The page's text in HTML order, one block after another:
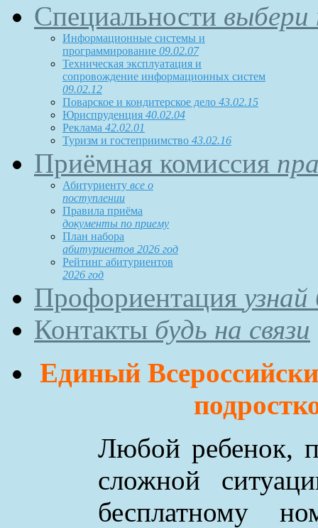
Специальности выбери
Информационные системы и
программирование 09.02.07
Техническая эксплуатация и
сопровождение информационных систем
09.02.12
Поварское и кондитерское дело 43.02.15
Юриспруденция 40.02.04
Реклама 42.02.01
Туризм и гостеприимство 43.02.16
Приёмная комиссия
Абитуриенту все о
поступлении
Правила приёма
документы по приему
План набора
абитуриентов 2026 год
Рейтинг абитуриентов
2026 год
Профориентация
Контакты будь на связи
Единый
Любой ребенок,
сложной
бесплатному